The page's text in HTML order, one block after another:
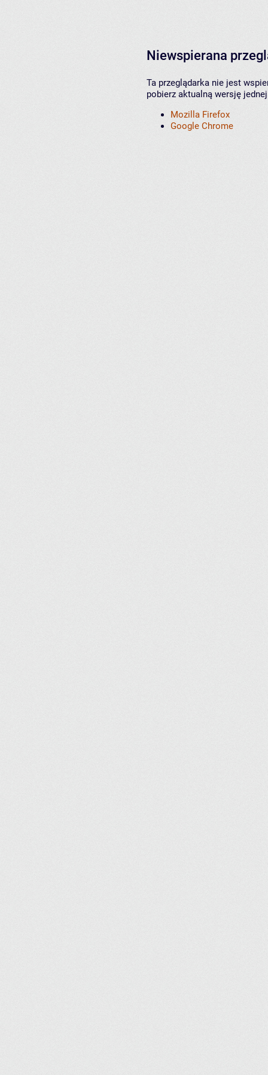
Niewspierana
Ta przeglądarka nie jest
pobierz aktualną wersję
Mozilla Firefox
Google Chrome